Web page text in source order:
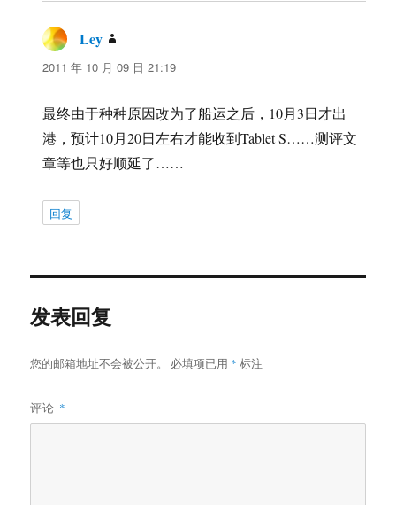
Ley
道：
2011 年 10 月 09 日 21:19
最终由于种种原因改为了船运之后，10月3日才出
港，预计10月20日左右才能收到Tablet S……测评文
章等也只好顺延了……
回复
发表回复
您的邮箱地址不会被公开。 必填项已用 * 标注
评论 *